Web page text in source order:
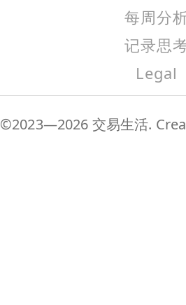
每周分
记录思
Legal
©2023—2026 交易生活.